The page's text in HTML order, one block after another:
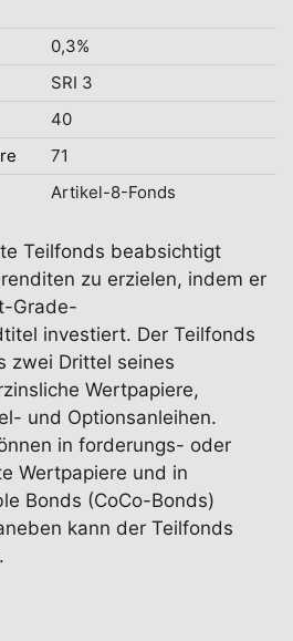
0,3%
SRI 3
40
71
Artikel-8-Fonds
Teilfonds beabsichtigt
zu erzielen, indem er
Grade-
investiert. Der Teilfonds
zwei Drittel seines
Wertpapiere,
und Optionsanleihen.
in forderungs- oder
Wertpapiere und in
Bonds (CoCo-Bonds)
kann der Teilfonds